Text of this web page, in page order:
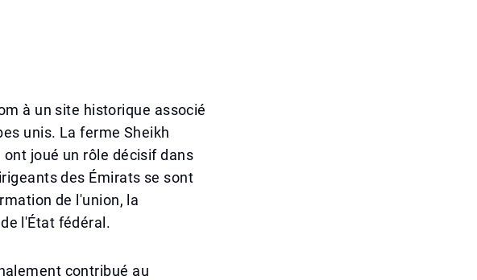
à un site historique associé
unis. La ferme Sheikh
joué un rôle décisif dans
des Émirats se sont
de l'union, la
l'État fédéral.
contribué au